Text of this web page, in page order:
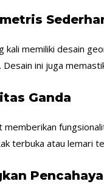
kali memiliki desain
Desain ini juga
Ganda
memberikan
terbuka atau lemari